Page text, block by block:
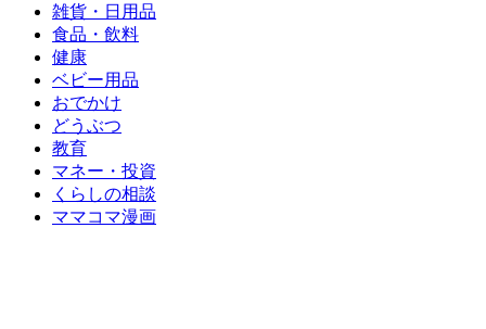
雑貨・日用品
食品・飲料
健康
ベビー用品
おでかけ
どうぶつ
教育
マネー・投資
くらしの相談
ママコマ漫画